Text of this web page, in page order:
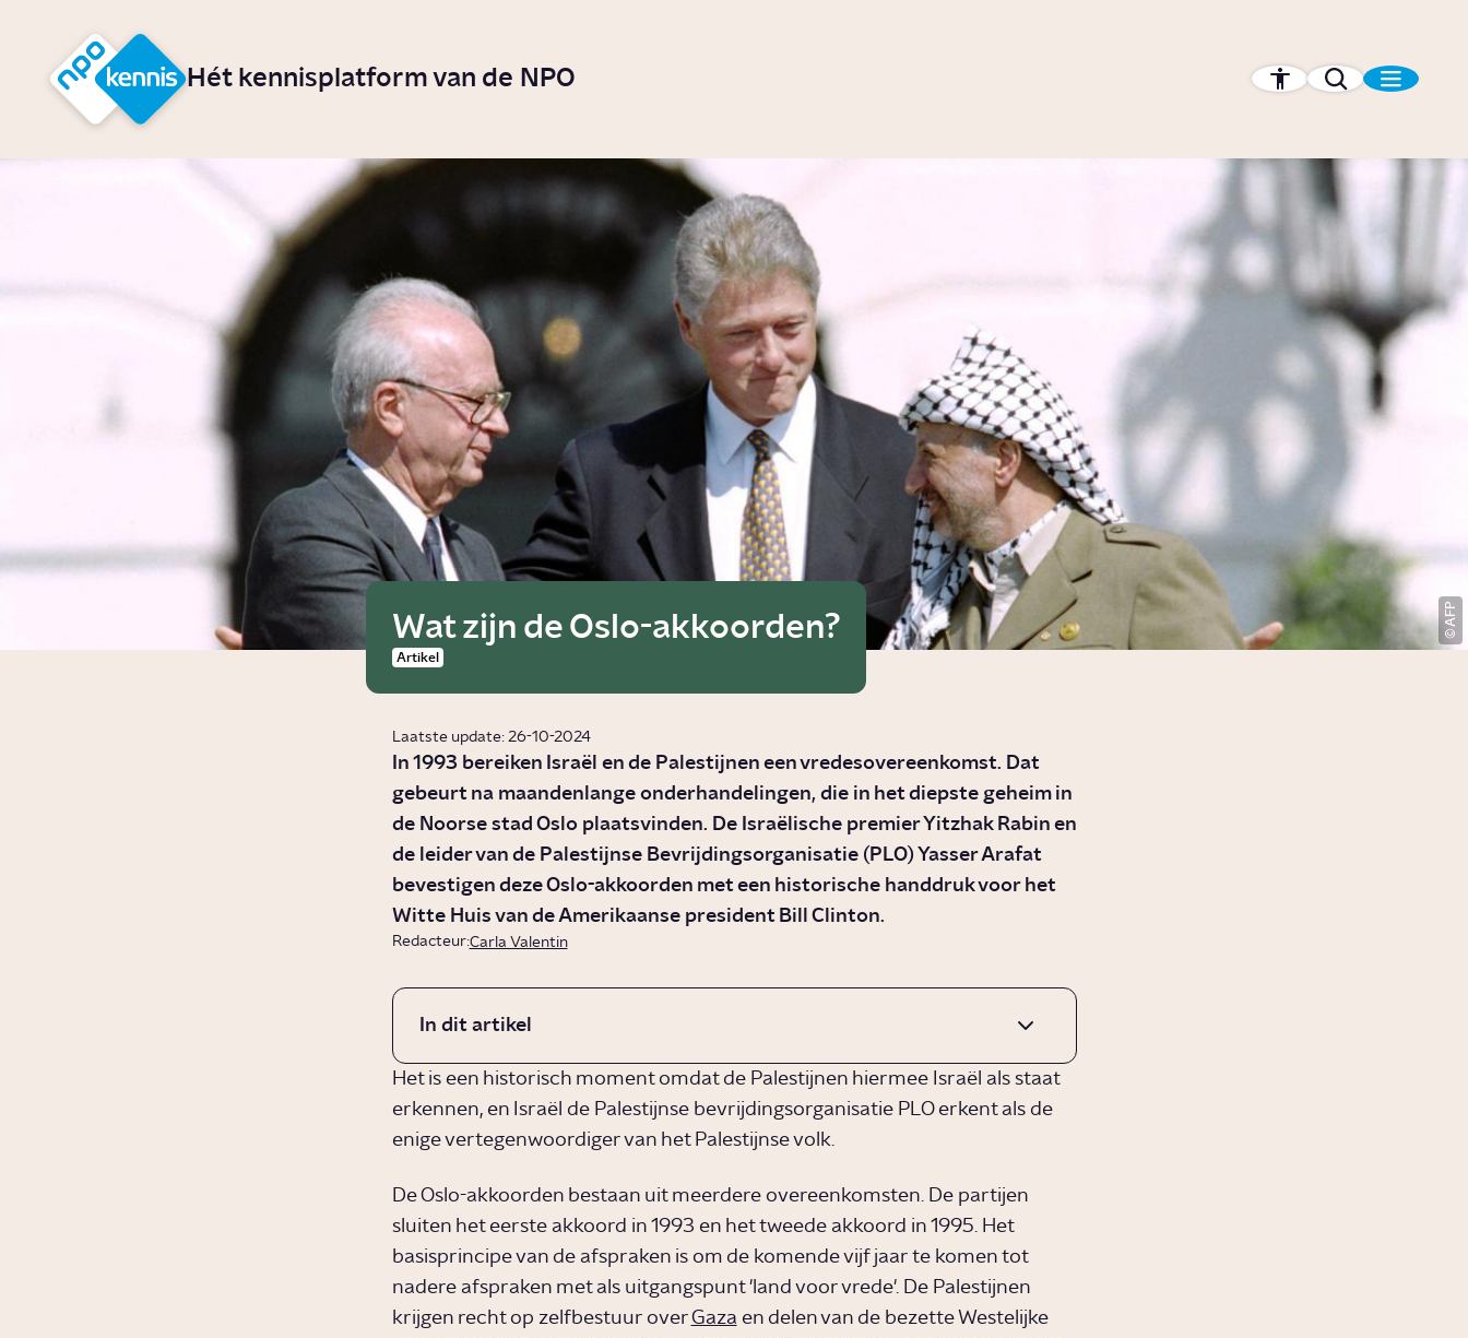
Hét kennisplatform van de NPO
AFP
Wat zijn de Oslo-akkoorden?
Artikel
Laatste update: 26-10-2024
In 1993 bereiken Israël en de Palestijnen een vredesovereenkomst. Dat
gebeurt na maandenlange onderhandelingen, die in het diepste geheim in
de Noorse stad Oslo plaatsvinden. De Israëlische premier Yitzhak Rabin en
de leider van de Palestijnse Bevrijdingsorganisatie (PLO) Yasser Arafat
bevestigen deze Oslo-akkoorden met een historische handdruk voor het
Witte Huis van de Amerikaanse president Bill Clinton.
Redacteur:Carla Valentin
In dit artikel
Het is een historisch moment omdat de Palestijnen hiermee Israël als staat
erkennen, en Israël de Palestijnse bevrijdingsorganisatie PLO erkent als de
enige vertegenwoordiger van het Palestijnse volk.
De Oslo-akkoorden bestaan uit meerdere overeenkomsten. De partijen
sluiten het eerste akkoord in 1993 en het tweede akkoord in 1995. Het
basisprincipe van de afspraken is om de komende vijf jaar te komen tot
nadere afspraken met als uitgangspunt 'land voor vrede'. De Palestijnen
krijgen recht op zelfbestuur overGaza en delen van de bezette Westelijke